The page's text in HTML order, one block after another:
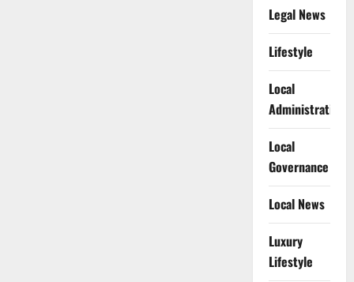
Legal News
Lifestyle
Local
Administration
Local
Governance
Local News
Luxury
Lifestyle